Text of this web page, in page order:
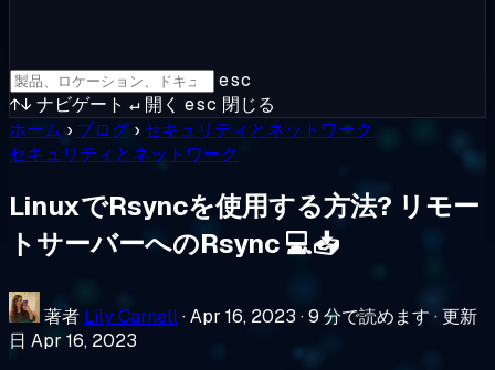
esc
↑↓ ナビゲート ↵ 開く esc 閉じる
ホーム › ブログ › セキュリティとネットワーク
セキュリティとネットワーク
LinuxでRsyncを使用する方法? リモー
トサーバーへのRsync 💻📥
著者 Lily Carnell·Apr 16, 2023 ·9 分で読めます ·更新
日 Apr 16, 2023